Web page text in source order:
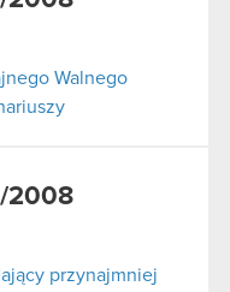
Walnego
2008
przynajmniej